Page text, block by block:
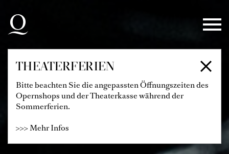
Zur Hauptnavigation springen
Zum Hauptinhalt springen
Zum Footer springen
THEATERFERIEN
Bitte beachten Sie die angepassten Öffnungszeiten des
Opernshops und der Theaterkasse während der
Sommerferien.
>>> Mehr Infos